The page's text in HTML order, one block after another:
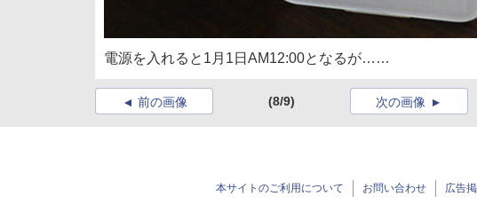
電源を入れると1月1日AM12:00となるが……
前の画像 (8/9) 次の画像
本サイトのご利用について お問い合わせ 広告